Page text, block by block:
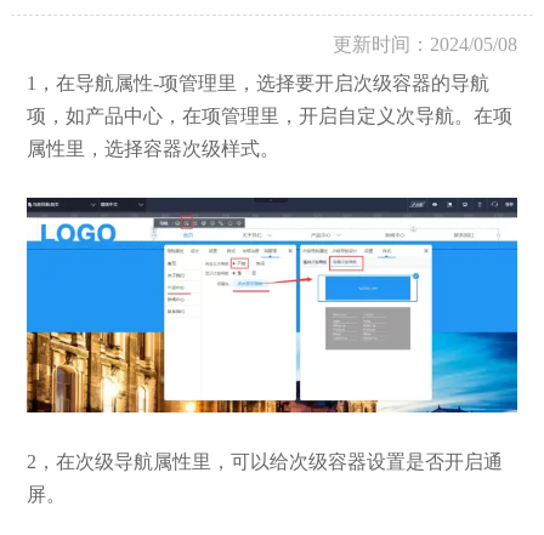
更新时间：2024/05/08
1，在导航属性-项管理里，选择要开启次级容器的导航
项，如产品中心，在项管理里，开启自定义次导航。在项
属性里，选择容器次级样式。
2，在次级导航属性里，可以给次级容器设置是否开启通
屏。